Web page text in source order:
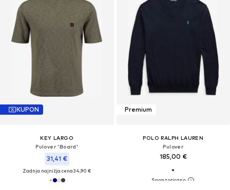
KUPON
KEY LARGO
Pulover 'Board'
31,41 €
Zadnja najnižja cena34,90 €
Premium
POLO RALPH LAUREN
Pulover
185,00 €